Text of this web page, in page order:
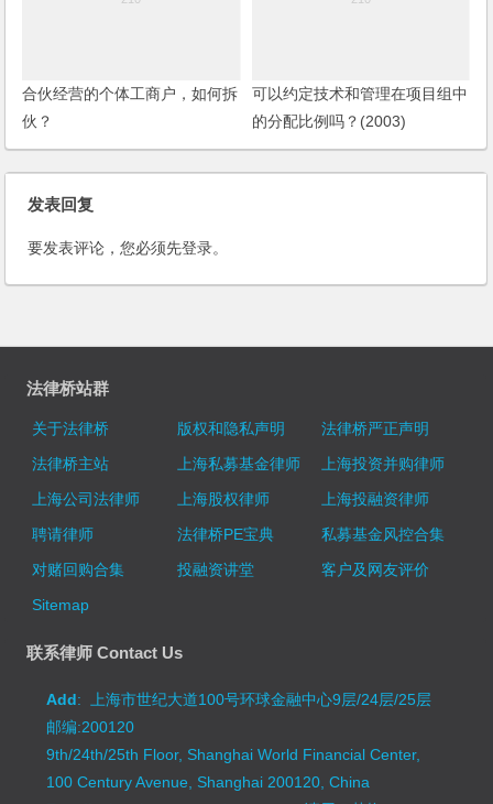
合伙经营的个体工商户，如何拆
伙？
可以约定技术和管理在项目组中
的分配比例吗？(2003)
发表回复
要发表评论，您必须先登录。
法律桥站群
关于法律桥 版权和隐私声明
法律桥严正声明
法律桥主站
上海私募基金律师
上海投资并购律师
上海公司法律师
上海股权律师
上海投融资律师
聘请律师
法律桥PE宝典
私募基金风控合集
对赌回购合集
投融资讲堂
客户及网友评价
Sitemap
联系律师 Contact Us
Add: 上海市世纪大道100号环球金融中心9层/24层/25层
邮编:200120
9th/24th/25th Floor, Shanghai World Financial Center,
100 Century Avenue, Shanghai 200120, China